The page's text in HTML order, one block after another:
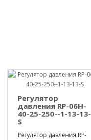
Регулятор
давления RP-06H-
40-25-250--1-13-13-
S
Регулятор давления RP-